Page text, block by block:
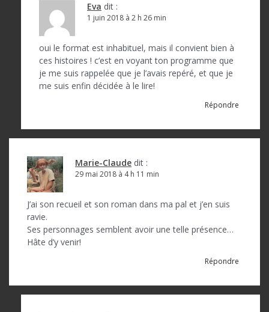
Eva dit :
1 juin 2018 à 2 h 26 min
oui le format est inhabituel, mais il convient bien à
ces histoires ! c’est en voyant ton programme que
je me suis rappelée que je l’avais repéré, et que je
me suis enfin décidée à le lire!
Répondre
Marie-Claude dit :
29 mai 2018 à 4 h 11 min
J’ai son recueil et son roman dans ma pal et j’en suis
ravie.
Ses personnages semblent avoir une telle présence…
Hâte d’y venir!
Répondre